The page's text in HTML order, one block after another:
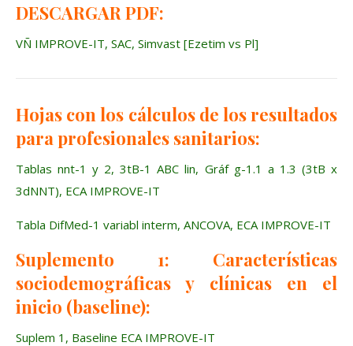
DESCARGAR PDF:
VÑ IMPROVE-IT, SAC, Simvast [Ezetim vs Pl]
Hojas con los cálculos de los resultados
para profesionales sanitarios:
Tablas nnt-1 y 2, 3tB-1 ABC lin, Gráf g-1.1 a 1.3 (3tB x
3dNNT), ECA IMPROVE-IT
Tabla DifMed-1 variabl interm, ANCOVA, ECA IMPROVE-IT
Suplemento 1: Características
sociodemográficas y clínicas en el
inicio (baseline):
Suplem 1, Baseline ECA IMPROVE-IT